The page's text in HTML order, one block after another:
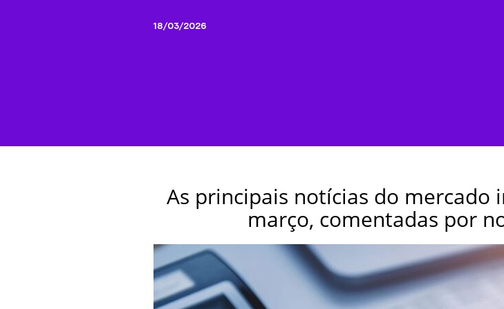
18/03/2026
As principais notícias do mercado
março, comentadas por